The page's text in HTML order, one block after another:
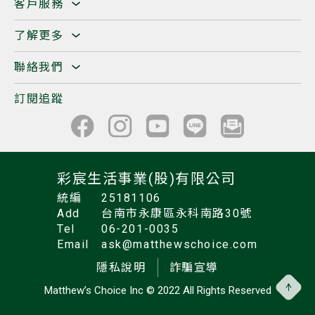
客戶服務
了解更多
聯絡我們
訂閱追蹤
彩宸生活事業(股)有限公司
統編
25181106
Add
台南市永康區永科南路30號
Tel
06-201-0035
Email
ask@matthewschoice.com
隱私說明
詐騙宣導
Matthew’s Choice Inc © 2022 All Rights Reserved